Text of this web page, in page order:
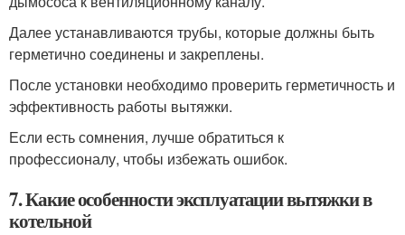
Далее устанавливаются трубы, которые должны быть
герметично соединены и закреплены.
После установки необходимо проверить герметичность и
эффективность работы вытяжки.
Если есть сомнения, лучше обратиться к
профессионалу, чтобы избежать ошибок.
7. Какие особенности эксплуатации вытяжки в
котельной